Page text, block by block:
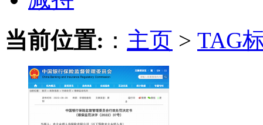
当前位置: ： 主页 > TAG